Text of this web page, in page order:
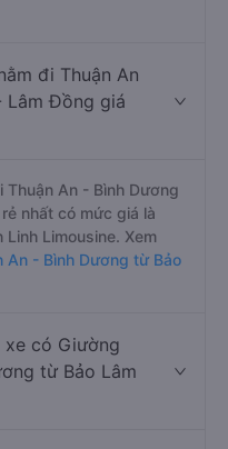
đi Thuận An
Lâm Đồng giá
Thuận An - Bình Dương
nhất có mức giá là
Limousine. Xem
An - Bình Dương từ Bảo
xe có Giường
từ Bảo Lâm